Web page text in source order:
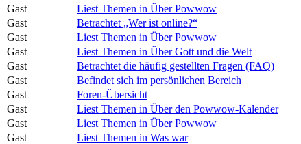
Gast
Liest Themen in Über Powwow
Gast
Betrachtet „Wer ist online?“
Gast
Liest Themen in Über Powwow
Gast
Liest Themen in Über Gott und die Welt
Gast
Betrachtet die häufig gestellten Fragen (FAQ)
Gast
Befindet sich im persönlichen Bereich
Gast
Foren-Übersicht
Gast
Liest Themen in Über den Powwow-Kalender
Gast
Liest Themen in Über Powwow
Gast
Liest Themen in Was war